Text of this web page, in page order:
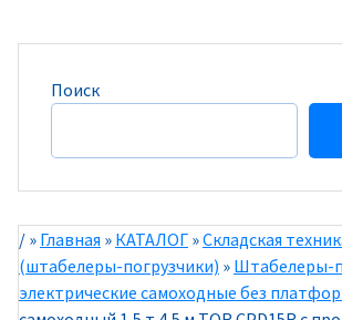
Поиск
/ » Главная » КАТАЛОГ »Складская
(штабелеры-погрузчики) » Штабелеры-
электрические самоходные без